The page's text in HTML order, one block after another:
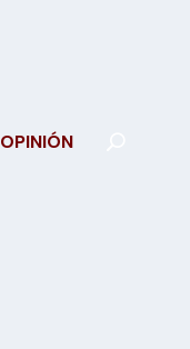
OPINIÓN